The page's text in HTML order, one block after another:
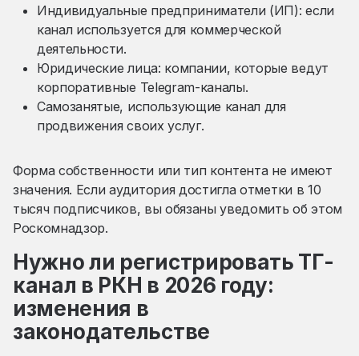
Индивидуальные предприниматели (ИП): если
канал используется для коммерческой
деятельности.
Юридические лица: компании, которые ведут
корпоративные Telegram-каналы.
Самозанятые, использующие канал для
продвижения своих услуг.
Форма собственности или тип контента не имеют
значения. Если аудитория достигла отметки в 10
тысяч подписчиков, вы обязаны уведомить об этом
Роскомнадзор.
Нужно ли регистрировать ТГ-
канал в РКН в 2026 году:
изменения в
законодательстве